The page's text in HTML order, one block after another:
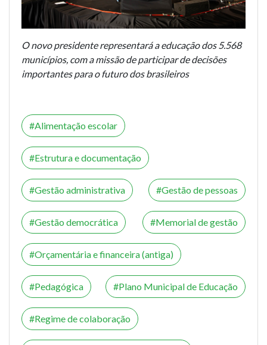
O novo presidente representará a educação dos 5.568
municípios, com a missão de participar de decisões
importantes para o futuro dos brasileiros
Alimentação escolar
Estrutura e documentação
Gestão administrativa Gestão de pessoas
Gestão democrática Memorial de gestão
Orçamentária e financeira (antiga)
Pedagógica Plano Municipal de Educação
Regime de colaboração